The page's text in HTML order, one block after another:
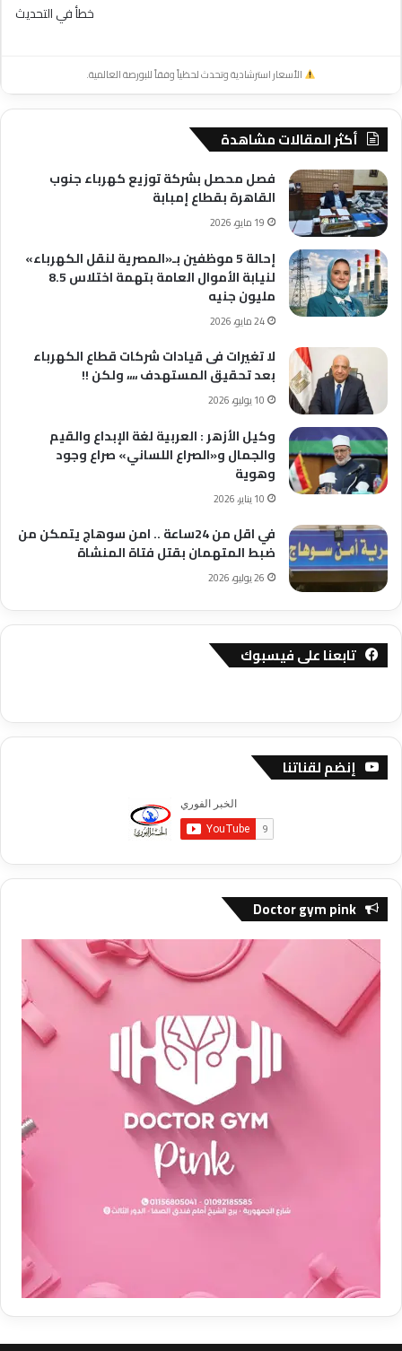
خطأ في التحديث
الأسعار استرشادية وتحدث لحظياً وفقاً للبورصة العالمية.
أكثر المقالات مشاهدة
فصل محصل بشركة توزيع كهرباء جنوب
القاهرة بقطاع إمبابة
19 مايو، 2026
إحالة 5 موظفين بـ«المصرية لنقل الكهرباء»
لنيابة الأموال العامة بتهمة اختلاس 8.5
مليون جنيه
24 مايو، 2026
لا تغيرات فى قيادات شركات قطاع الكهرباء
بعد تحقيق المستهدف ،،،، ولكن !!
10 يوليو، 2026
وكيل الأزهر : العربية لغة الإبداع والقيم
والجمال و«الصراع اللساني» صراع وجود
وهوية
10 يناير، 2026
في اقل من 24ساعة .. امن سوهاج يتمكن من
ضبط المتهمان بقتل فتاة المنشاة
26 يوليو، 2026
تابعنا على فيسبوك
إنضم لقناتنا
Doctor gym pink